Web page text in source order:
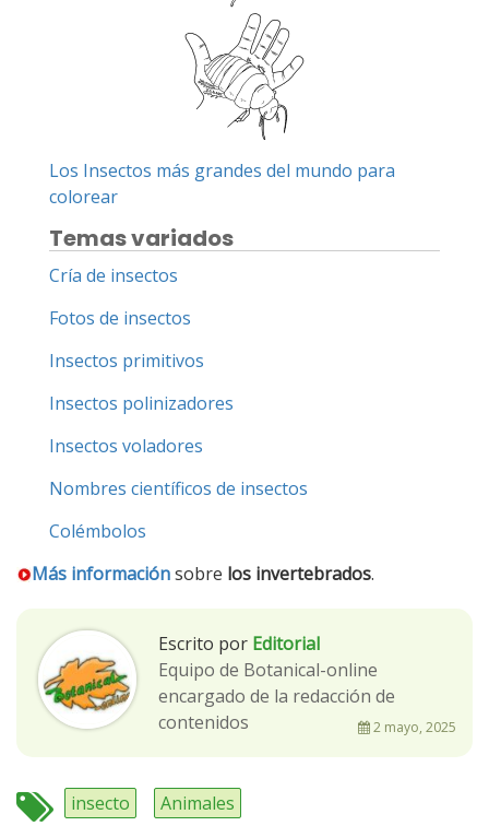
Los Insectos más grandes del mundo para
colorear
Temas variados
Cría de insectos
Fotos de insectos
Insectos primitivos
Insectos polinizadores
Insectos voladores
Nombres científicos de insectos
Colémbolos
Más informaciónsobre los invertebrados.
Escrito por Editorial
Equipo de Botanical-online
encargado de la redacción de
contenidos
2 mayo, 2025
insecto Animales